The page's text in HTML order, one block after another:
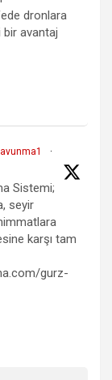
dronlara
bir avantaj
·
Sistemi;
seyir
karşı tam
gurz-